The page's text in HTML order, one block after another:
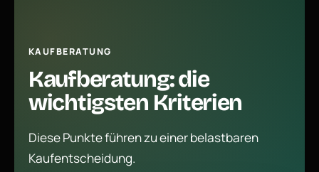
KAUFBERATUNG
Kaufberatung: die
wichtigsten Kriterien
Diese Punkte führen zu einer belastbaren
Kaufentscheidung.